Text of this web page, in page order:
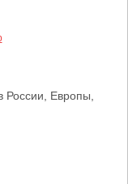
России, Европы,